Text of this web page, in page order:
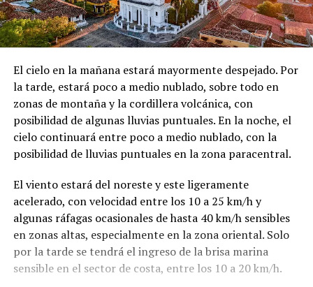
El cielo en la mañana estará mayormente despejado. Por
la tarde, estará poco a medio nublado, sobre todo en
zonas de montaña y la cordillera volcánica, con
posibilidad de algunas lluvias puntuales. En la noche, el
cielo continuará entre poco a medio nublado, con la
posibilidad de lluvias puntuales en la zona paracentral.
El viento estará del noreste y este ligeramente
acelerado, con velocidad entre los 10 a 25 km/h y
algunas ráfagas ocasionales de hasta 40 km/h sensibles
en zonas altas, especialmente en la zona oriental. Solo
por la tarde se tendrá el ingreso de la brisa marina
sensible en el sector de costa, entre los 10 a 20 km/h.